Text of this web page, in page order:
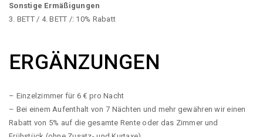
Sonstige Ermäßigungen
3. BETT / 4. BETT /: 10% Rabatt
ERGÄNZUNGEN
– Einzelzimmer für 6 € pro Nacht
– Bei einem Aufenthalt von 7 Nächten und mehr gewähren wir einen
Rabatt von 5% auf die gesamte Rente oder das Zimmer und